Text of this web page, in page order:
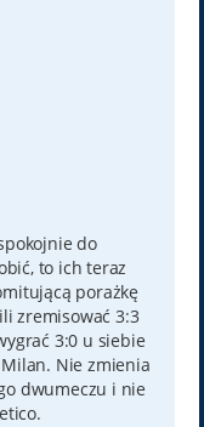
do
to ich teraz
porażkę
zremisować 3:3
3:0 u siebie
Nie zmienia
dwumeczu i nie